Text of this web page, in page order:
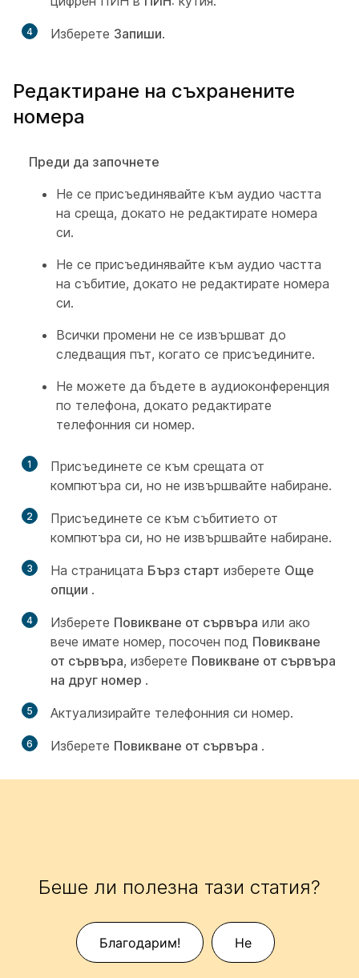
4 Изберете Запиши.
Редактиране на съхранените
номера
Преди да започнете
Не се присъединявайте към аудио частта
на среща, докато не редактирате номера
си.
Не се присъединявайте към аудио частта
на събитие, докато не редактирате номера
си.
Всички промени не се извършват до
следващия път, когато се присъедините.
Не можете да бъдете в аудиоконференция
по телефона, докато редактирате
телефонния си номер.
1
Присъединете се към срещата от
компютъра си, но не извършвайте набиране.
2
Присъединете се към събитието от
компютъра си, но не извършвайте набиране.
3 На страницата Бърз старт изберете Още
опции .
4 Изберете Повикване от сървъра или ако
вече имате номер, посочен под Повикване
от сървъра, изберете Повикване от сървъра
на друг номер .
5 Актуализирайте телефонния си номер.
6 Изберете Повикване от сървъра .
Беше ли полезна тази статия?
Благодарим! Не